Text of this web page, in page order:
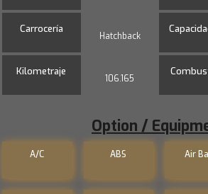
Carrocería
Hatchback
Kilometraje
106.165
Option /
A/C ABS Air